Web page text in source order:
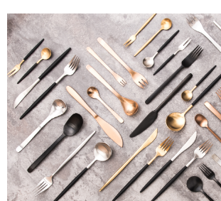
購買商品的店家。未經商家同意取消之訂單仍視為有
後付繳納相關費用。
※ 交易是否成功請以「AFTEE先享後付 」之結帳頁
是否繳費成功／繳費後需取消欲退款等相關疑問，請
客戶支援中心」https://netprotections.freshdesk.com/
【注意事項】
１．透過由恩沛科技股份有限公司提供之「AFTEE先
易，需依本服務之必要範圍內提供個人資料，並將交
權轉讓予恩沛科技股份有限公司。
２．關於個人資料處理事宜，請瀏覽以下網址：
https://aftee.tw/terms/#terms3
３．未成年的使用者請事先徵得法定代理人或監護人
「AFTEE先享後付」，若未經同意申辦者引起之損失
任。
每筆NT$100，滿NT$1,500(含以上)免運費
順豐速運